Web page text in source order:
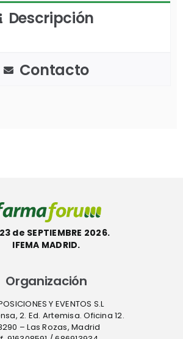
Descripción
Contacto
de SEPTIEMBRE 2026.
IFEMA MADRID.
Organización
Y EVENTOS S.L
2. Ed. Artemisa. Oficina 12.
– Las Rozas, Madrid